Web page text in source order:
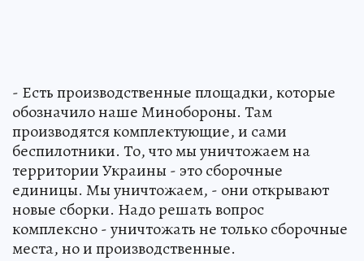
- Есть производственные площадки, которые
обозначило наше Минобороны. Там
производятся комплектующие, и сами
беспилотники. То, что мы уничтожаем на
территории Украины - это сборочные
единицы. Мы уничтожаем, - они открывают
новые сборки. Надо решать вопрос
комплексно - уничтожать не только сборочные
места, но и производственные.